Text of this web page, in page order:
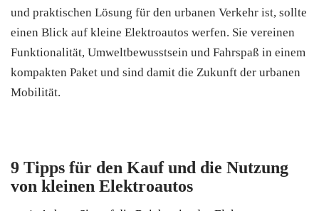
und praktischen Lösung für den urbanen Verkehr ist, sollte
einen Blick auf kleine Elektroautos werfen. Sie vereinen
Funktionalität, Umweltbewusstsein und Fahrspaß in einem
kompakten Paket und sind damit die Zukunft der urbanen
Mobilität.
9 Tipps für den Kauf und die Nutzung
von kleinen Elektroautos